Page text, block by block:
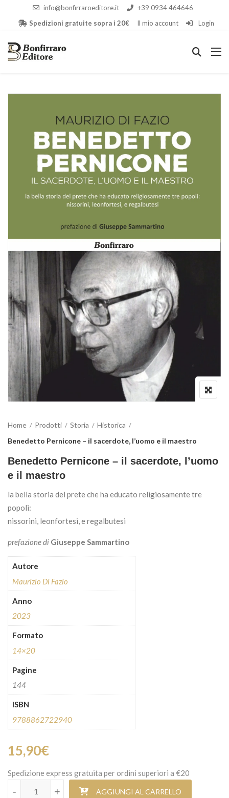
info@bonfirraroeditore.it
+39 0934 464646
Spedizioni gratuite sopra i 20€
Il mio account Login
Home Prodotti Storia
Historica
Benedetto Pernicone – il sacerdote, l’uomo e il maestro
Benedetto Pernicone – il sacerdote, l’uomo
e il maestro
la bella storia del prete che ha educato religiosamente tre
popoli:
nissorini, leonfortesi, e regalbutesi
prefazione di Giuseppe Sammartino
Autore
Maurizio Di Fazio
Anno
2023
Formato
14×20
Pagine
144
ISBN
9788862722940
15,90€
Spedizione express gratuita per ordini superiori a €20
Benedetto Pernicone - il sacerdote, l'uomo e il maestro quantità
+
- AGGIUNGI AL CARRELLO